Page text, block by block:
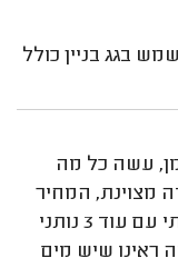
בגג בניין כולל
עשה כל מה
מצוינת, המחיר
מצוין לדעתי לאחר שבדקתי עם עוד 3 נותני
ראינו שיש מים